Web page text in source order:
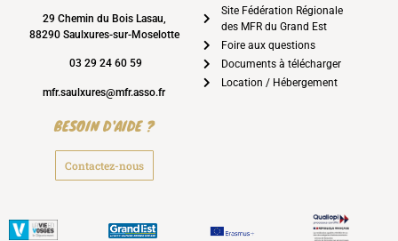
29 Chemin du Bois Lasau,
88290 Saulxures-sur-Moselotte
03 29 24 60 59
mfr.saulxures@mfr.asso.fr
BESOIN D'AIDE ?
Contactez-nous
Site Fédération Régionale
des MFR du Grand Est
Foire aux questions
Documents à télécharger
Location / Hébergement